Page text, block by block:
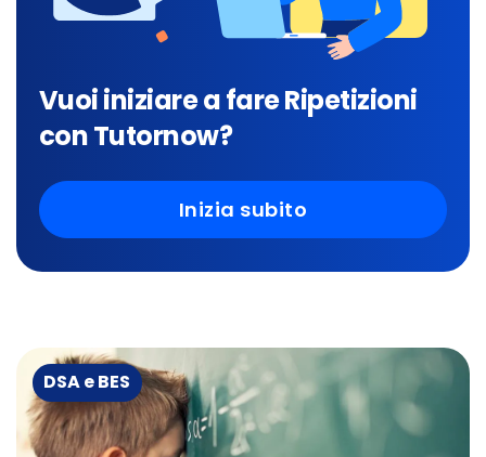
Vuoi iniziare a fare Ripetizioni
con Tutornow?
Inizia subito
DSA e BES